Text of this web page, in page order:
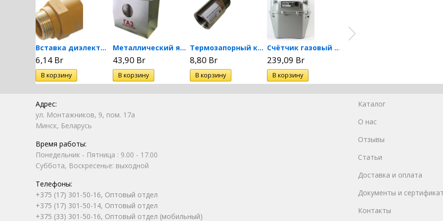
Вставка диэлектрическая м/р...
6,14 Br
Металлический ящик для...
43,90 Br
Термозапорный клапан КТЗ-15-00
8,80 Br
Счётчик газовый CГД-3Т-1И-1...
239,09 Br
Адрес:
ул. Монтажников, 9, пом. 17а
Минск, Беларусь
Время работы:
Понедельник - Пятница : 9.00 - 17.00
Суббота, Воскресенье: выходной
Телефоны:
+375 (17) 301-50-16, Оптовый отдел
+375 (17) 301-50-14, Оптовый отдел
+375 (33) 301-50-16, Оптовый отдел (мобильный)
Каталог
О нас
Отзывы
Статьи
Доставка и оплата
Документы и
Контакты